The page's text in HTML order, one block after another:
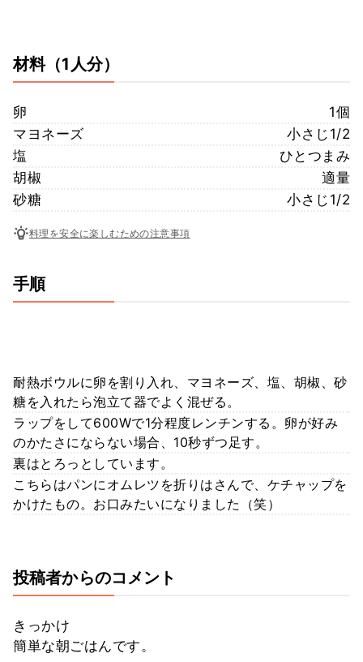
材料（1人分）
卵
1個
マヨネーズ
小さじ1/2
塩
ひとつまみ
胡椒
適量
砂糖
小さじ1/2
料理を安全に楽しむための注意事項
手順
耐熱ボウルに卵を割り入れ、マヨネーズ、塩、胡椒、砂
糖を入れたら泡立て器でよく混ぜる。
ラップをして600Wで1分程度レンチンする。卵が好み
のかたさにならない場合、10秒ずつ足す。
裏はとろっとしています。
こちらはパンにオムレツを折りはさんで、ケチャップを
かけたもの。お口みたいになりました（笑）
投稿者からのコメント
きっかけ
簡単な朝ごはんです。